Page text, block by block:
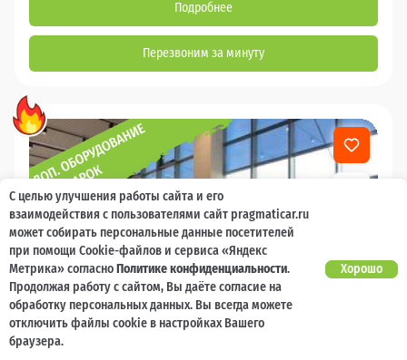
Подробнее
Перезвоним за минуту
С целью улучшения работы сайта и его
взаимодействия с пользователями сайт pragmaticar.ru
может собирать персональные данные посетителей
при помощи Cookie-файлов и сервиса «Яндекс
Метрика» согласноПолитике конфиденциальности.
Продолжая работу с сайтом, Вы даёте согласие на
обработку персональных данных. Вы всегда можете
отключить файлы cookie в настройках Вашего
браузера.
Хорошо